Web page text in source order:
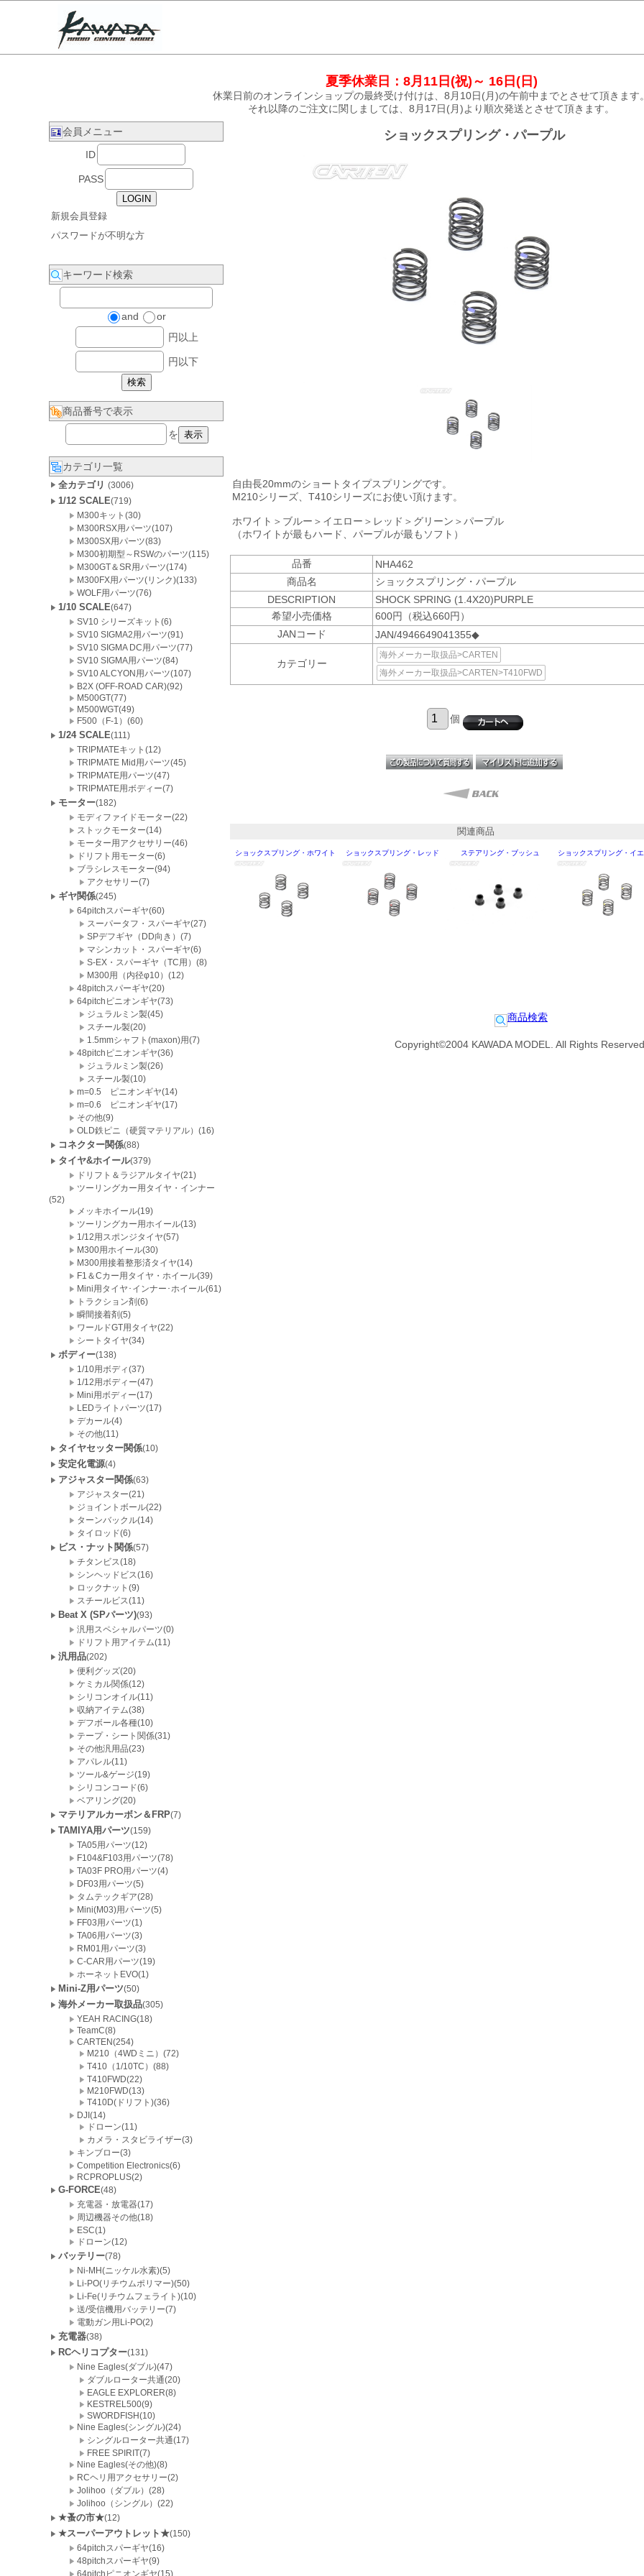
夏季休業日：8月11日(祝)～ 16日(日)
休業日前のオンラインショップの最終受け付けは、8月10日(月)の午前中までとさせて頂きます
それ以降のご注文に関しましては、8月17日(月)より順次発送とさせて頂きます。
会員メニュー
ID
PASS
新規会員登録
パスワードが不明な方
キーワード検索
and
or
円以上
円以下
商品番号で表示
を
カテゴリ一覧
全カテゴリ (3006)
1/12 SCALE(719)
M300キット(30)
M300RSX用パーツ(107)
M300SX用パーツ(83)
M300初期型～RSWのパーツ(115)
M300GT＆SR用パーツ(174)
M300FX用パーツ(リンク)(133)
WOLF用パーツ(76)
1/10 SCALE(647)
SV10 シリーズキット(6)
SV10 SIGMA2用パーツ(91)
SV10 SIGMA DC用パーツ(77)
SV10 SIGMA用パーツ(84)
SV10 ALCYON用パーツ(107)
B2X (OFF-ROAD CAR)(92)
M500GT(77)
M500WGT(49)
F500（F-1）(60)
1/24 SCALE(111)
TRIPMATEキット(12)
TRIPMATE Mid用パーツ(45)
TRIPMATE用パーツ(47)
TRIPMATE用ボディー(7)
モーター(182)
モディファイドモーター(22)
ストックモーター(14)
モーター用アクセサリー(46)
ドリフト用モーター(6)
ブラシレスモーター(94)
アクセサリー(7)
ギヤ関係(245)
64pitchスパーギヤ(60)
スーパータフ・スパーギヤ(27)
SPデフギヤ（DD向き）(7)
マシンカット・スパーギヤ(6)
S-EX・スパーギヤ（TC用）(8)
M300用（内径φ10）(12)
48pitchスパーギヤ(20)
64pitchピニオンギヤ(73)
ジュラルミン製(45)
スチール製(20)
1.5mmシャフト(maxon)用(7)
48pitchピニオンギヤ(36)
ジュラルミン製(26)
スチール製(10)
m=0.5 ピニオンギヤ(14)
m=0.6 ピニオンギヤ(17)
その他(9)
OLD鉄ピニ（硬質マテリアル）(16)
コネクター関係(88)
タイヤ&ホイール(379)
ドリフト＆ラジアルタイヤ(21)
ツーリングカー用タイヤ・インナー
(52)
メッキホイール(19)
ツーリングカー用ホイール(13)
1/12用スポンジタイヤ(57)
M300用ホイール(30)
M300用接着整形済タイヤ(14)
F1＆Cカー用タイヤ・ホイール(39)
Mini用タイヤ･インナー･ホイール(61)
トラクション剤(6)
瞬間接着剤(5)
ワールドGT用タイヤ(22)
シートタイヤ(34)
ボディー(138)
1/10用ボディ(37)
1/12用ボディー(47)
Mini用ボディー(17)
LEDライトパーツ(17)
デカール(4)
その他(11)
タイヤセッター関係(10)
安定化電源(4)
アジャスター関係(63)
アジャスター(21)
ジョイントボール(22)
ターンバックル(14)
タイロッド(6)
ビス・ナット関係(57)
チタンビス(18)
シンヘッドビス(16)
ロックナット(9)
スチールビス(11)
Beat X (SPパーツ)(93)
汎用スペシャルパーツ(0)
ドリフト用アイテム(11)
汎用品(202)
便利グッズ(20)
ケミカル関係(12)
シリコンオイル(11)
収納アイテム(38)
デフボール各種(10)
テープ・シート関係(31)
その他汎用品(23)
アパレル(11)
ツール&ゲージ(19)
シリコンコード(6)
ベアリング(20)
マテリアルカーボン＆FRP(7)
TAMIYA用パーツ(159)
TA05用パーツ(12)
F104&F103用パーツ(78)
TA03F PRO用パーツ(4)
DF03用パーツ(5)
タムテックギア(28)
Mini(M03)用パーツ(5)
FF03用パーツ(1)
TA06用パーツ(3)
RM01用パーツ(3)
C-CAR用パーツ(19)
ホーネットEVO(1)
Mini-Z用パーツ(50)
海外メーカー取扱品(305)
YEAH RACING(18)
TeamC(8)
CARTEN(254)
M210（4WDミニ）(72)
T410（1/10TC）(88)
T410FWD(22)
M210FWD(13)
T410D(ドリフト)(36)
DJI(14)
ドローン(11)
カメラ・スタビライザー(3)
キンブロー(3)
Competition Electronics(6)
RCPROPLUS(2)
G-FORCE(48)
充電器・放電器(17)
周辺機器その他(18)
ESC(1)
ドローン(12)
バッテリー(78)
Ni-MH(ニッケル水素)(5)
Li-PO(リチウムポリマー)(50)
Li-Fe(リチウムフェライト)(10)
送/受信機用バッテリー(7)
電動ガン用Li-PO(2)
充電器(38)
RCヘリコプター(131)
Nine Eagles(ダブル)(47)
ダブルローター共通(20)
EAGLE EXPLORER(8)
KESTREL500(9)
SWORDFISH(10)
Nine Eagles(シングル)(24)
シングルローター共通(17)
FREE SPIRIT(7)
Nine Eagles(その他)(8)
RCヘリ用アクセサリー(2)
Jolihoo（ダブル）(28)
Jolihoo（シングル）(22)
★蚤の市★(12)
★スーパーアウトレット★(150)
64pitchスパーギヤ(16)
48pitchスパーギヤ(9)
64pitchピニオンギヤ(15)
ショックスプリング・パープル
自由長20mmのショートタイプスプリングです。
M210シリーズ、T410シリーズにお使い頂けます。
ホワイト＞ブルー＞イエロー＞レッド＞グリーン＞パープル
（ホワイトが最もハード、パープルが最もソフト）
品番
NHA462
商品名
ショックスプリング・パープル
DESCRIPTION
SHOCK SPRING (1.4X20)PURPLE
希望小売価格
600円（税込660円）
JANコード
JAN/4946649041355◆
カテゴリー
海外メーカー取扱品>CARTEN
海外メーカー取扱品>CARTEN>T410FWD
個
関連商品
ショックスプリング・ホワイト ショックスプリング・レッド ステアリング・ブッシュ ショックスプリング・イ
商品検索
Copyright©2004 KAWADA MODEL. All Rights